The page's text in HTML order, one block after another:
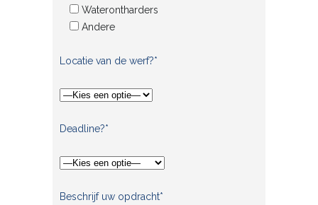
Waterontharders
Andere
Locatie van de werf?*
Deadline?*
Beschrijf uw opdracht*